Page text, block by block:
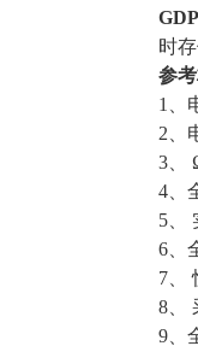
时
参
1、
2、
3、
4、
5、
6、
7、
8、
9、